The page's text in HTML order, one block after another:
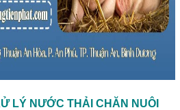
LÝ NƯỚC THẢI CHĂN NUÔI